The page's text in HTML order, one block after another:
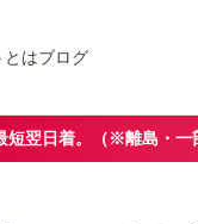
とはブログ
短翌日着。（※離島・一